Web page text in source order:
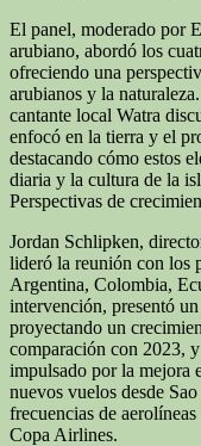
El panel, moderado por
arubiano, abordó los
ofreciendo una
arubianos y la
cantante local Watra
enfocó en la tierra y el
destacando cómo estos
diaria y la cultura de la
Perspectivas de
Jordan Schlipken,
lideró la reunión con los
Argentina, Colombia,
intervención, presentó
proyectando un
comparación con 2023,
impulsado por la mejora
nuevos vuelos desde
frecuencias de
Copa Airlines.